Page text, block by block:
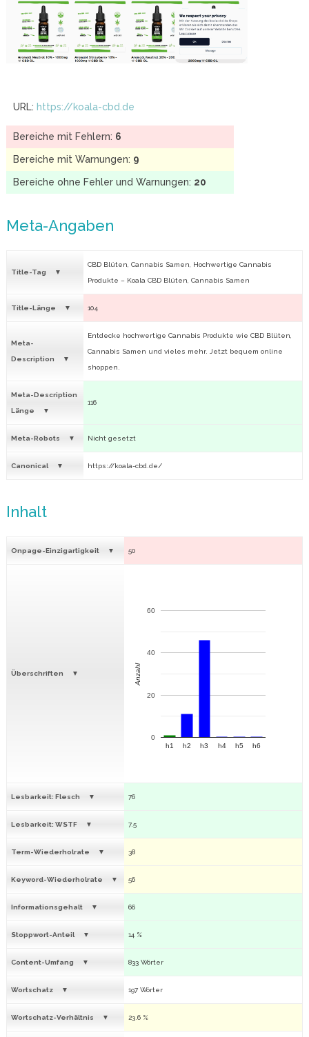
URL: https://koala-cbd.de
Bereiche mit Fehlern: 6
Bereiche mit Warnungen: 9
Bereiche ohne Fehler und Warnungen: 20
Meta-Angaben
Title-Tag
CBD Blüten, Cannabis Samen, Hochwertige Cannabis
Produkte – Koala CBD Blüten, Cannabis Samen
Title-Länge 104
Meta-
Description
Entdecke hochwertige Cannabis Produkte wie CBD Blüten,
Cannabis Samen und vieles mehr. Jetzt bequem online
shoppen.
Meta-Description
Länge
116
Meta-Robots Nicht gesetzt
Canonical https://koala-cbd.de/
Inhalt
Onpage-Einzigartigkeit 50
Überschriften
h1 h2 h3 h4 h5 h6
0
20
40
60
Anzahl
Lesbarkeit: Flesch 76
Lesbarkeit: WSTF 7.5
Term-Wiederholrate 38
Keyword-Wiederholrate 56
Informationsgehalt 66
Stoppwort-Anteil 14 %
Content-Umfang 833 Wörter
Wortschatz 197 Wörter
Wortschatz-Verhältnis 23.6 %